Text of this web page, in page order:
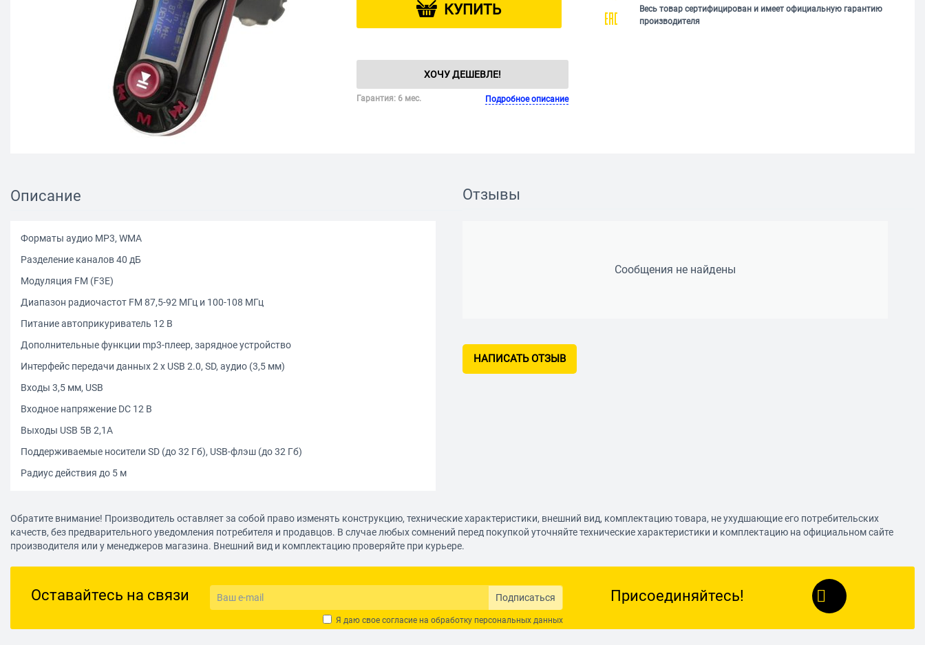
КУПИТЬ
ХОЧУ ДЕШЕВЛЕ!
Гарантия: 6 мес. Подробное описание
Весь товар сертифицирован и имеет официальную гарантию
производителя
Описание
Форматы аудио MP3, WMA
Разделение каналов 40 дБ
Модуляция FM (F3E)
Диапазон радиочастот FM 87,5-92 МГц и 100-108 МГц
Питание автоприкуриватель 12 В
Дополнительные функции mp3-плеер, зарядное устройство
Интерфейс передачи данных 2 x USB 2.0, SD, аудио (3,5 мм)
Входы 3,5 мм, USB
Входное напряжение DC 12 В
Выходы USB 5В 2,1А
Поддерживаемые носители SD (до 32 Гб), USB-флэш (до 32 Гб)
Радиус действия до 5 м
Отзывы
Сообщения не найдены
НАПИСАТЬ ОТЗЫВ
Обратите внимание! Производитель оставляет за собой право изменять конструкцию, технические характеристики, внешний вид, комплектацию товара, не ухудшающие его потребительских
качеств, без предварительного уведомления потребителя и продавцов. В случае любых сомнений перед покупкой уточняйте технические характеристики и комплектацию на официальном сайте
производителя или у менеджеров магазина. Внешний вид и комплектацию проверяйте при курьере.
Оставайтесь на связи Подписаться
Я даю свое согласие на обработку персональных данных
Присоединяйтесь!